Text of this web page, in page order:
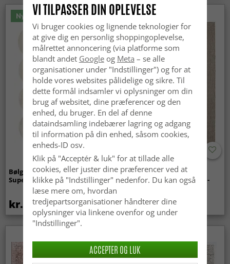
Nyhed
Bølget ryatæppe - Aranga
Super Soft Fur (beige)
kr.369
Tæpper til
indendørs/udendørs brug -
kr.439
VI TILPASSER DIN OPLEVELSE
Vi bruger cookies og lignende teknologier for
at give dig en personlig shoppingoplevelse,
målrettet annoncering (via platforme som
blandt andet Googleog Meta – se alle
organisationer under "Indstillinger") og for at
holde vores websites pålidelige og sikre. Til
dette formål indsamler vi oplysninger om din
brug af websitet, dine præferencer og den
enhed, du bruger. En del af denne
dataindsamling indebærer lagring og adgang
til information på din enhed, såsom cookies,
enheds-ID osv.
Klik på "Acceptér & luk" for at tillade alle
cookies, eller juster dine præferencer ved at
klikke på "Indstillinger" nedenfor. Du kan også
læse mere om, hvordan
tredjepartsorganisationer håndterer dine
oplysninger via linkene ovenfor og under
"Indstillinger".
ACCEPTER OG LUK